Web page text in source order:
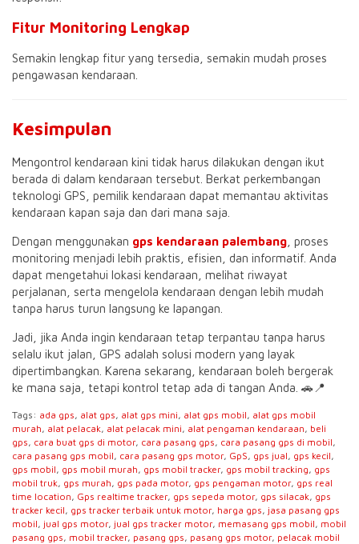
Fitur Monitoring Lengkap
Semakin lengkap fitur yang tersedia, semakin mudah proses
pengawasan kendaraan.
Kesimpulan
Mengontrol kendaraan kini tidak harus dilakukan dengan ikut
berada di dalam kendaraan tersebut. Berkat perkembangan
teknologi GPS, pemilik kendaraan dapat memantau aktivitas
kendaraan kapan saja dan dari mana saja.
Dengan menggunakan gps kendaraan palembang , proses
monitoring menjadi lebih praktis, efisien, dan informatif. Anda
dapat mengetahui lokasi kendaraan, melihat riwayat
perjalanan, serta mengelola kendaraan dengan lebih mudah
tanpa harus turun langsung ke lapangan.
Jadi, jika Anda ingin kendaraan tetap terpantau tanpa harus
selalu ikut jalan, GPS adalah solusi modern yang layak
dipertimbangkan. Karena sekarang, kendaraan boleh bergerak
ke mana saja, tetapi kontrol tetap ada di tangan Anda. 🚗📍
Tags: ada gps, alat gps, alat gps mini, alat gps mobil, alat gps mobil
murah, alat pelacak, alat pelacak mini, alat pengaman kendaraan, beli
gps, cara buat gps di motor, cara pasang gps, cara pasang gps di mobil,
cara pasang gps mobil, cara pasang gps motor, GpS, gps jual, gps kecil,
gps mobil, gps mobil murah, gps mobil tracker, gps mobil tracking, gps
mobil truk, gps murah, gps pada motor, gps pengaman motor, gps real
time location, Gps realtime tracker, gps sepeda motor, gps silacak, gps
tracker kecil, gps tracker terbaik untuk motor, harga gps, jasa pasang gps
mobil, jual gps motor, jual gps tracker motor, memasang gps mobil, mobil
pasang gps, mobil tracker, pasang gps, pasang gps motor, pelacak mobil